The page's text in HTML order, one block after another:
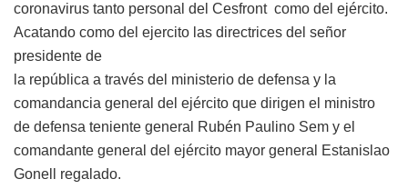
coronavirus tanto personal del Cesfront como del ejército.
Acatando como del ejercito las directrices del señor
presidente de
la república a través del ministerio de defensa y la
comandancia general del ejército que dirigen el ministro
de defensa teniente general Rubén Paulino Sem y el
comandante general del ejército mayor general Estanislao
Gonell regalado.